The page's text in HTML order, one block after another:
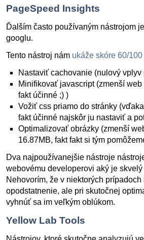
PageSpeed Insights
Ďalším často používaným nástrojom je
googlu.
Tento nástroj nám ukáže skóre 60/100
Nastaviť cachovanie (nulový vplyv
Minifikovať javascript (zmenší
fakt účinné ;) )
Vožiť css priamo do stránky
fakt účinné najskôr ju nastaviť a
Optimalizovať obrázky (zmenší
16.87MB, fakt fakt si tým
Dva najpoužívanejšie nástroje
webovému developerovi aký je skvelý
Nehovorím, že v niektorých prípadoch
opodstatnenie, ale pri skutočnej
vyhnúť sa im veľkým oblúkom.
Yellow Lab Tools